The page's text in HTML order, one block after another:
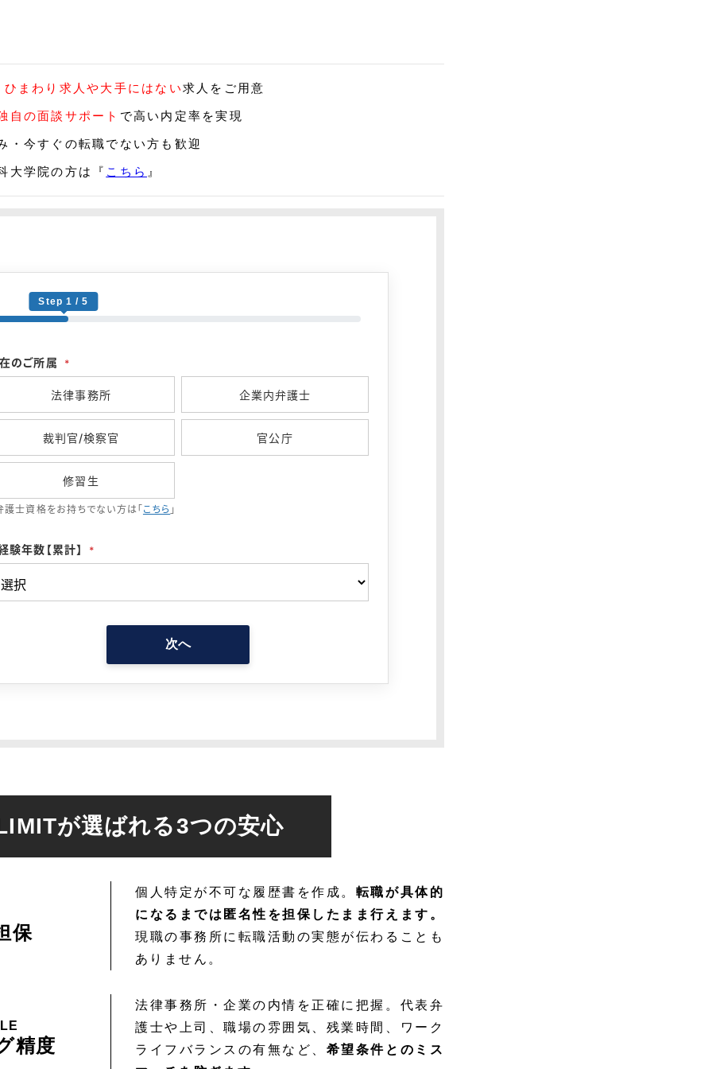
ひまわり求人や大手にはない求人をご用意
自の面談サポート で高い内定率を実現
・今すぐの転職でない方も歓迎
大学院の方は『 こちら 』
Step 1 / 5
のご所属 *
法律事務所 企業内弁護士
裁判官/検察官 官公庁
修習生
護士資格をお持ちでない方は「 こちら 」
験年数【累計】 *
次へ
が選ばれる3つの安心
保
個人特定が不可な履歴書を作成。 転職が具体的
になるまでは匿名性を担保したまま行えます。
現職の事務所に転職活動の実態が伝わることも
ありません。
精度
法律事務所・企業の内情を正確に把握。代表弁
護士や上司、職場の雰囲気、残業時間、ワーク
ライフバランスの有無など、 希望条件とのミス